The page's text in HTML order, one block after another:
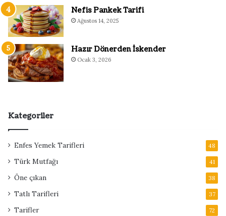
Nefis Pankek Tarifi
Ağustos 14, 2025
Hazır Dönerden İskender
Ocak 3, 2026
Kategoriler
Enfes Yemek Tarifleri 48
Türk Mutfağı 41
Öne çıkan 38
Tatlı Tarifleri 37
Tarifler 72